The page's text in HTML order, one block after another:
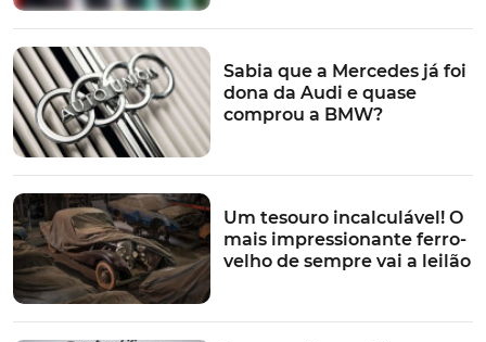
Sabia que a Mercedes já foi
dona da Audi e quase
comprou a BMW?
Um tesouro incalculável! O
mais impressionante ferro-
velho de sempre vai a leilão